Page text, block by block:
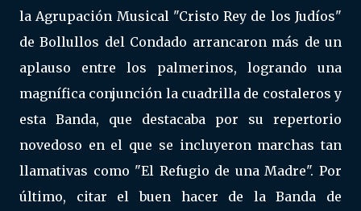
la Agrupación Musical "Cristo Rey de los Judíos"
de Bollullos del Condado arrancaron más de un
aplauso entre los palmerinos, logrando una
magnífica conjunción la cuadrilla de costaleros y
esta Banda, que destacaba por su repertorio
novedoso en el que se incluyeron marchas tan
llamativas como "El Refugio de una Madre". Por
último, citar el buen hacer de la Banda de